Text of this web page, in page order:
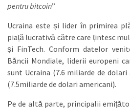
pentru bitcoin”
Ucraina este și lider în primirea
piață lucrativă către care țintesc
și FinTech. Conform datelor
Băncii Mondiale, liderii europeni
sunt Ucraina (7.6 miliarde de
(7.5miliarde de dolari americani).
Pe de altă parte, principalii